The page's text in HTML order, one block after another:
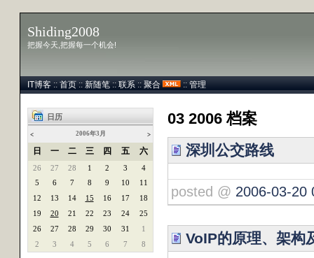
Shiding2008
把握今天,把握每一个机会!
IT博客 :: 首页 :: 新随笔 :: 联系 :: 聚合 :: 管理
日历
< 2006年3月 >
日 一 二 三 四 五 六
26 27 28 1 2 3
4
5
6 7 8 9 10
11
12
13 14 15 16 17
18
19
20 21 22 23 24
25
26
27 28 29 30 31
1
2
3 4 5 6 7 8
03 2006 档案
深圳公交路线
posted @ 2006-03-20
VoIP的原理、架构